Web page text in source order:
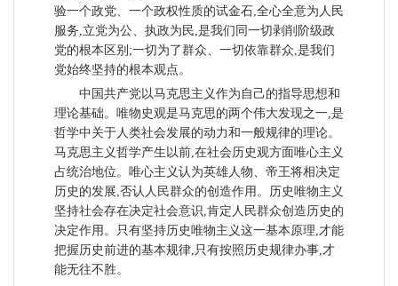
验一个政党、一个政权性质的试金石,全心全意为人民
服务,立党为公、执政为民,是我们同一切剥削阶级政
党的根本区别;一切为了群众、一切依靠群众,是我们
党始终坚持的根本观点。
中国共产党以马克思主义作为自己的指导思想和
理论基础。唯物史观是马克思的两个伟大发现之一,是
哲学中关于人类社会发展的动力和一般规律的理论。
马克思主义哲学产生以前,在社会历史观方面唯心主义
占统治地位。唯心主义认为英雄人物、帝王将相决定
历史的发展,否认人民群众的创造作用。历史唯物主义
坚持社会存在决定社会意识,肯定人民群众创造历史的
决定作用。只有坚持历史唯物主义这一基本原理,才能
把握历史前进的基本规律,只有按照历史规律办事,才
能无往不胜。